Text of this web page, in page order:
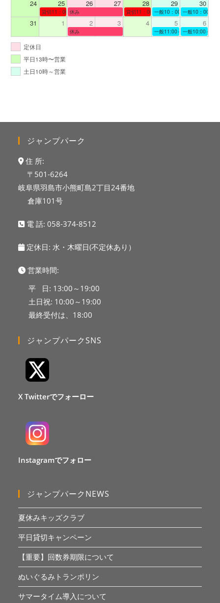
24 25 26 27 28 29 30
貸切11：00～12：00
休み 貸切11：00～12：00一般10：00～19：00
一般10：00～
31 1 2 3 4 5 6
休み 一般11:00～19:00一般10:00～
定休日
平日13時〜営業
土日10時～営業
ジャンプパーク
住 所:
〒501-6264
岐阜県羽島市小熊町島2丁目24番地
倉庫101号
電 話:058-374-8512
定休日: 水・木曜日(不定休あり）
営業時間:
平 日: 13:00～19:00
土日祝: 10:00～19:00
最終受付は、18:00
ジャンプパークSNS
X Twitterでフォーロー
Instagramでフォロー
ジャンプパークNEWS
夏休みキッズクラブ
平日貸切キャンペーン
【重要】回数券期限について
ぬいぐるみトランポリン
サマータイム導入について